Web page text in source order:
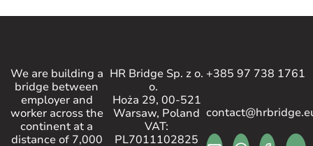
We are building a
bridge between
employer and
worker across the
continent at a
distance of 7,000
HR Bridge Sp. z o.
o.
Hoża 29, 00-521
Warsaw, Poland
VAT:
PL7011102825
+385 97 738 1761